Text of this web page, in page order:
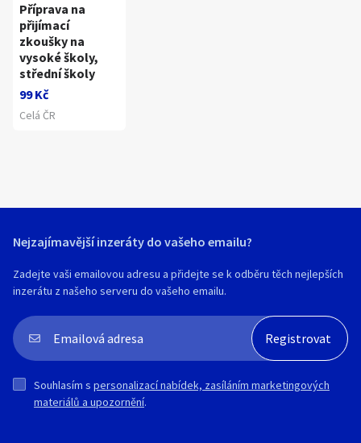
Příprava na
přijímací
zkoušky na
vysoké školy,
střední školy
99 Kč
Celá ČR
Nejzajímavější inzeráty do vašeho emailu?
Zadejte vaši emailovou adresu a přidejte se k odběru těch nejlepších
inzerátu z našeho serveru do vašeho emailu.
Souhlasím s personalizací nabídek, zasíláním marketingových
materiálů a upozornění.